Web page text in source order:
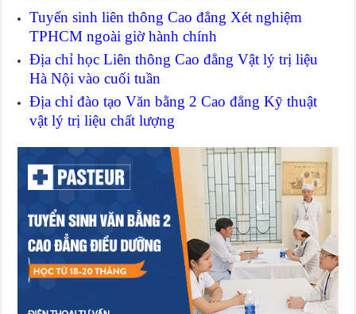
Tuyển sinh liên thông Cao đẳng Xét nghiệm
TPHCM ngoài giờ hành chính
Địa chỉ học Liên thông Cao đẳng Vật lý trị liệu
Hà Nội vào cuối tuần
Địa chỉ đào tạo Văn bằng 2 Cao đẳng Kỹ thuật
vật lý trị liệu chất lượng